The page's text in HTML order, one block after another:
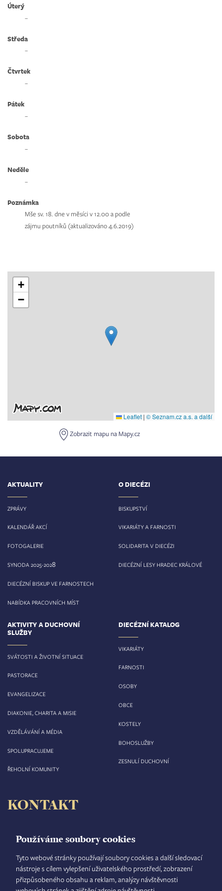
Používáme soubory cookies
Tyto webové stránky používají soubory cookies a další sledovací
nástroje s cílem vylepšení uživatelského prostředí, zobrazení
přizpůsobeného obsahu a reklam, analýzy návštěvnosti
Úterý
–
Středa
–
Čtvrtek
–
Pátek
–
Sobota
–
Neděle
–
Poznámka
Mše sv. 18. dne v měsíci v 12.00 a podle
zájmu poutníků (aktualizováno 4.6.2019)
+
−
Leaflet | © Seznam.cz a.s. a další
Zobrazit mapu na Mapy.cz
AKTUALITY
ZPRÁVY
KALENDÁŘ AKCÍ
FOTOGALERIE
SYNODA 2025-2028
DIECÉZNÍ BISKUP VE FARNOSTECH
NABÍDKA PRACOVNÍCH MÍST
O DIECÉZI
BISKUPSTVÍ
VIKARIÁTY A FARNOSTI
SOLIDARITA V DIECÉZI
DIECÉZNÍ LESY HRADEC KRÁLOVÉ
AKTIVITY A DUCHOVNÍ
SLUŽBY
SVÁTOSTI A ŽIVOTNÍ SITUACE
PASTORACE
EVANGELIZACE
DIAKONIE, CHARITA A MISIE
VZDĚLÁVÁNÍ A MÉDIA
SPOLUPRACUJEME
ŘEHOLNÍ KOMUNITY
DIECÉZNÍ KATALOG
VIKARIÁTY
FARNOSTI
OSOBY
OBCE
KOSTELY
BOHOSLUŽBY
ZESNULÍ DUCHOVNÍ
KONTAKT
Velké náměstí 35/44
500 03 Hradec Králové
tel.: +420 495 063 611
IČO: 00 44 51 34
DIČ: CZ 00 44 51 34